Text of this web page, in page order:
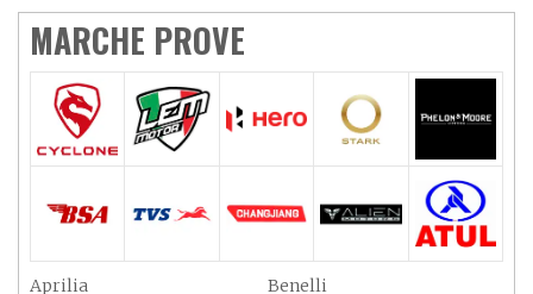
MARCHE PROVE
Aprilia
Benelli